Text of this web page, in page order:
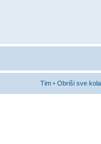
Tim • Obriši sve